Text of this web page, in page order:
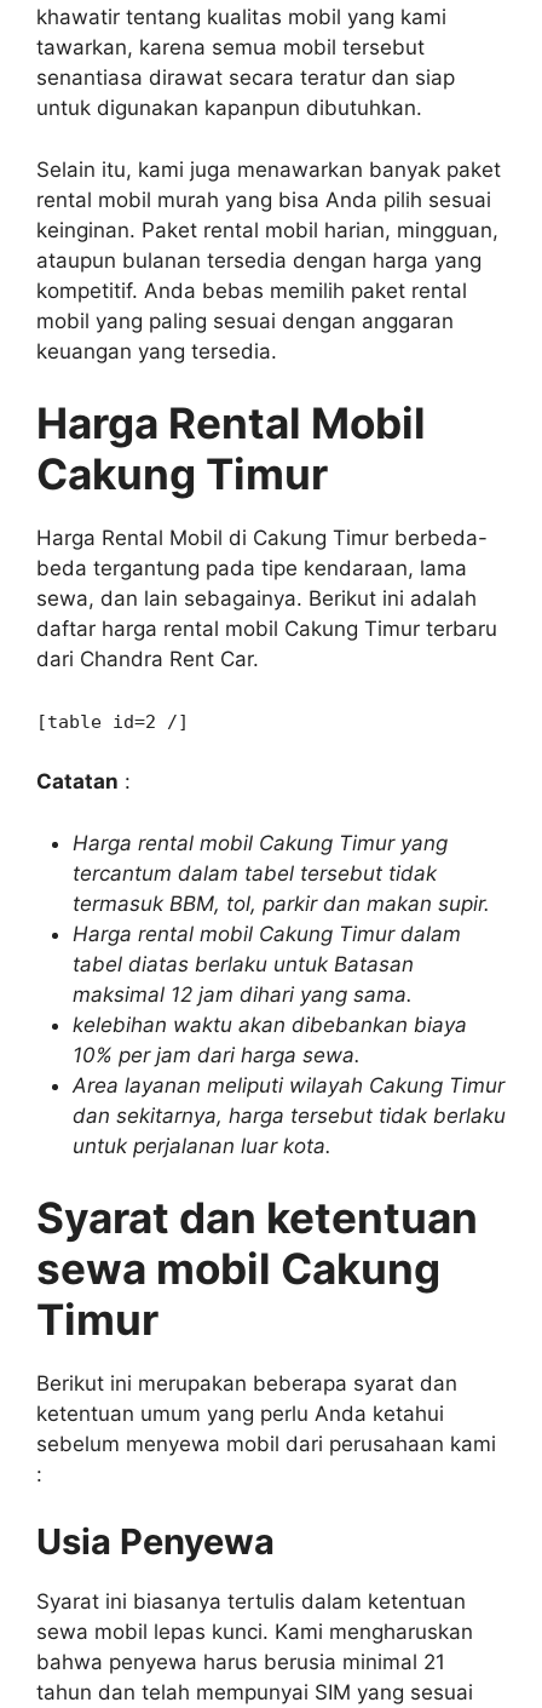
khawatir tentang kualitas mobil yang kami
tawarkan, karena semua mobil tersebut
senantiasa dirawat secara teratur dan siap
untuk digunakan kapanpun dibutuhkan.
Selain itu, kami juga menawarkan banyak paket
rental mobil murah yang bisa Anda pilih sesuai
keinginan. Paket rental mobil harian, mingguan,
ataupun bulanan tersedia dengan harga yang
kompetitif. Anda bebas memilih paket rental
mobil yang paling sesuai dengan anggaran
keuangan yang tersedia.
Harga Rental Mobil
Cakung Timur
Harga Rental Mobil di Cakung Timur berbeda-
beda tergantung pada tipe kendaraan, lama
sewa, dan lain sebagainya. Berikut ini adalah
daftar harga rental mobil Cakung Timur terbaru
dari Chandra Rent Car.
[table id=2 /]
Catatan :
Harga rental mobil Cakung Timur yang
tercantum dalam tabel tersebut tidak
termasuk BBM, tol, parkir dan makan supir.
Harga rental mobil Cakung Timur dalam
tabel diatas berlaku untuk Batasan
maksimal 12 jam dihari yang sama.
kelebihan waktu akan dibebankan biaya
10% per jam dari harga sewa.
Area layanan meliputi wilayah Cakung Timur
dan sekitarnya, harga tersebut tidak berlaku
untuk perjalanan luar kota.
Syarat dan ketentuan
sewa mobil Cakung
Timur
Berikut ini merupakan beberapa syarat dan
ketentuan umum yang perlu Anda ketahui
sebelum menyewa mobil dari perusahaan kami
:
Usia Penyewa
Syarat ini biasanya tertulis dalam ketentuan
sewa mobil lepas kunci. Kami mengharuskan
bahwa penyewa harus berusia minimal 21
tahun dan telah mempunyai SIM yang sesuai